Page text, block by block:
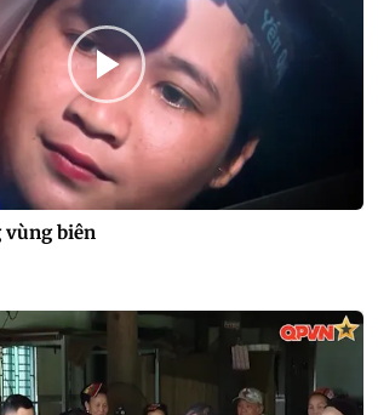
vùng biên